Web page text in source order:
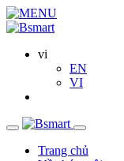
vi
EN
VI
Trang chủ